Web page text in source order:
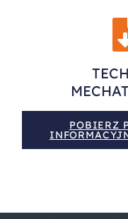
POBIERZ